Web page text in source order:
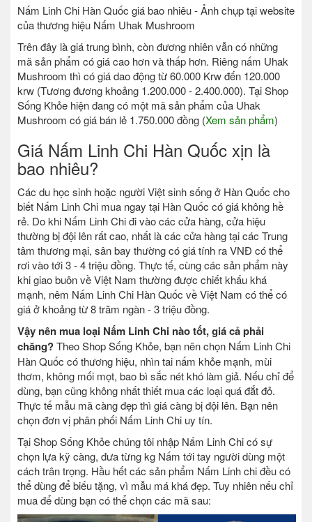
Nấm Linh Chi Hàn Quốc giá bao nhiêu - Ảnh chụp tại website
của thương hiệu Nấm Uhak Mushroom
Trên đây là giá trung bình, còn đương nhiên vẫn có những
mã sản phẩm có giá cao hơn và thấp hơn. Riêng nấm Uhak
Mushroom thì có giá dao động từ 60.000 Krw đến 120.000
krw (Tương đương khoảng 1.200.000 - 2.400.000). Tại Shop
Sống Khỏe hiện đang có một mã sản phẩm của Uhak
Mushroom có giá bán lẻ 1.750.000 đồng (Xem sản phẩm)
Giá Nấm Linh Chi Hàn Quốc xịn là
bao nhiêu?
Các du học sinh hoặc người Việt sinh sống ở Hàn Quốc cho
biết Nấm Linh Chi mua ngay tại Hàn Quốc có giá không hề
rẻ. Do khi Nấm Linh Chi đi vào các cửa hàng, cửa hiệu
thường bị đội lên rất cao, nhất là các cửa hàng tại các Trung
tâm thương mại, sân bay thường có giá tính ra VNĐ có thể
rơi vào tới 3 - 4 triệu đồng. Thực tế, cùng các sản phẩm này
khi giao buôn về Việt Nam thường được chiết khấu khá
mạnh, nêm Nấm Linh Chi Hàn Quốc về Việt Nam có thể có
giá ở khoảng từ 8 trăm ngàn - 3 triệu đồng.
Vậy nên mua loại Nấm Linh Chi nào tốt, giá cả phải
chăng?Theo Shop Sống Khỏe, bạn nên chọn Nấm Linh Chi
Hàn Quốc có thương hiệu, nhìn tai nấm khỏe mạnh, mùi
thơm, không mối mọt, bao bì sắc nét khó làm giả. Nếu chỉ để
dùng, bạn cũng không nhất thiết mua các loại quá đắt đỏ.
Thực tế mẫu mã càng đẹp thì giá càng bị đội lên. Bạn nên
chọn đơn vị phân phối Nấm Linh Chi uy tín.
Tại Shop Sống Khỏe chúng tôi nhập Nấm Linh Chi có sự
chọn lựa kỹ càng, đưa từng kg Nấm tới tay người dùng một
cách trân trọng. Hầu hết các sản phẩm Nấm Linh chi đều có
thể dùng để biếu tặng, vì mẫu má khá đẹp. Tuy nhiên nếu chỉ
mua để dùng bạn có thể chọn các mã sau: